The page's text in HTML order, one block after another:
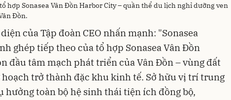
hợp Sonasea Vân Đồn Harbor City – quần thể du lịch nghỉ dưỡng ven
Đồn.
của Tập đoàn CEO nhấn mạnh: "Sonasea
ghép tiếp theo của tổ hợp Sonasea Vân Đồn
đầu tâm mạch phát triển của Vân Đồn – vùng đất
hoạch trở thành đặc khu kinh tế. Sở hữu vị trí trung
hưởng toàn bộ hệ sinh thái tiện ích đồng bộ,